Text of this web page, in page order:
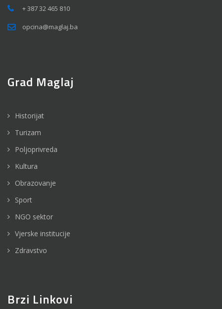
+ 387 32 465 810
opcina@maglaj.ba
Grad Maglaj
Historijat
Turizam
Poljoprivreda
Kultura
Obrazovanje
Sport
NGO sektor
Vjerske institucije
Zdravstvo
Brzi Linkovi